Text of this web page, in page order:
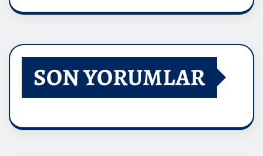
SON YORUMLAR